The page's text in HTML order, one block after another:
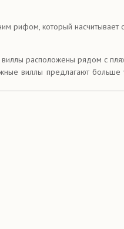
рифом, который
расположены рядом с
виллы предлагают